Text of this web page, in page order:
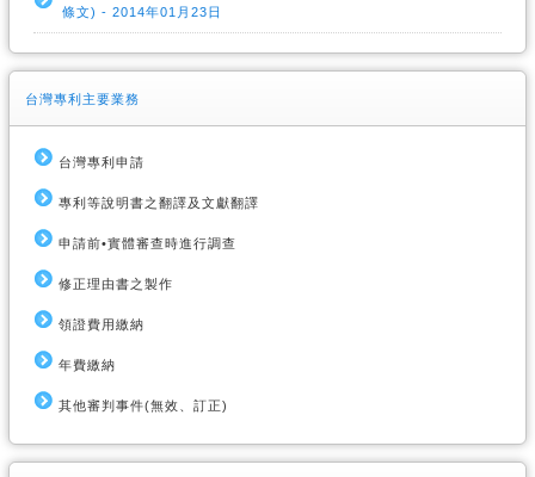
條文) - 2014年01月23日
台灣專利主要業務
台灣專利申請
專利等說明書之翻譯及文獻翻譯
申請前•實體審查時進行調查
修正理由書之製作
領證費用繳納
年費繳納
其他審判事件(無效、訂正)